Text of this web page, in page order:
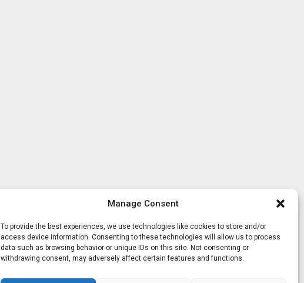
Manage Consent
To provide the best experiences, we use technologies like cookies to store and/or
access device information. Consenting to these technologies will allow us to process
data such as browsing behavior or unique IDs on this site. Not consenting or
withdrawing consent, may adversely affect certain features and functions.